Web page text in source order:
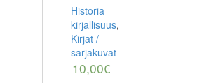
Historia
kirjallisuus,
Kirjat /
sarjakuvat
10,00€